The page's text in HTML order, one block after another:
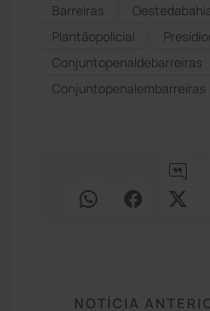
Barreiras
Plantãopolicial
Conjuntopenaldebarreiras
Conjuntopenalembarreiras
NOTÍCIA